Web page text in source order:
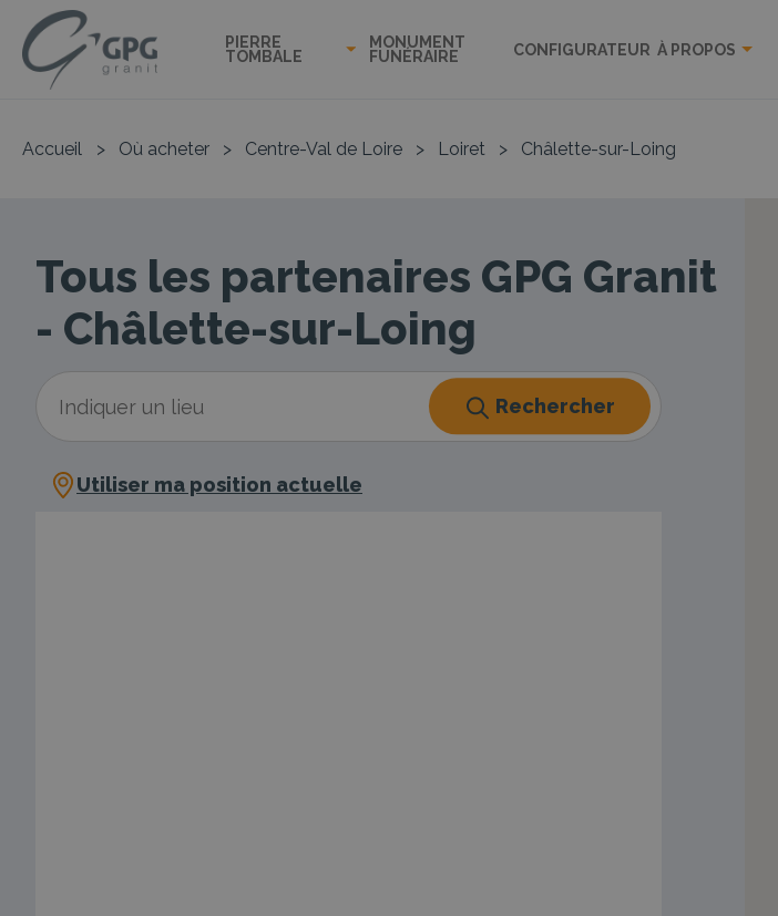
PIERRE
TOMBALE
MONUMENT
FUNÉRAIRE
CONFIGURATEUR À PROPOS
Accueil > Où acheter > Centre-Val de Loire > Loiret > Châlette-sur-Loing
Tous les partenaires GPG Granit
- Châlette-sur-Loing
Rechercher
Utiliser ma position actuelle